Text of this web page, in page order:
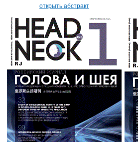
открыть абстракт